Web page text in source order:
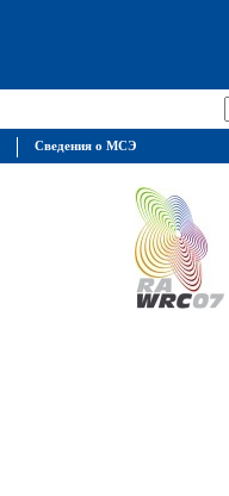
Сведения о МСЭ